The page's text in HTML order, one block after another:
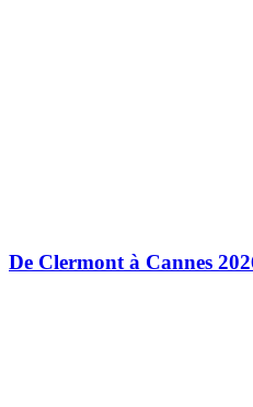
De Clermont à Cannes